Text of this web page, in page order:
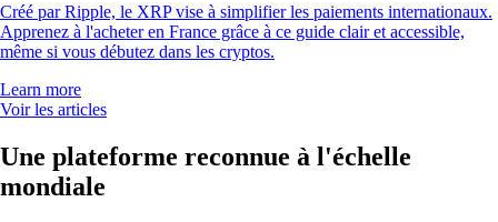
Créé par Ripple, le XRP vise à simplifier les paiements internationaux.
Apprenez à l'acheter en France grâce à ce guide clair et accessible,
même si vous débutez dans les cryptos.
Learn more
Voir les articles
Une plateforme reconnue à l'échelle
mondiale